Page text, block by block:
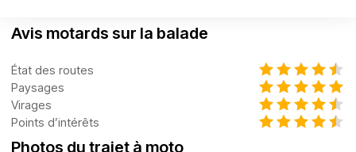
Avis motards sur la balade
État des routes
Paysages
Virages
Points d’intérêts
Photos du trajet à moto